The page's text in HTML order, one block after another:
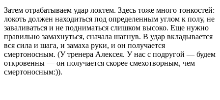
Затем отрабатываем удар локтем. Здесь тоже много тонкостей:
локоть должен находиться под определенным углом к полу, не
заваливаться и не подниматься слишком высоко. Еще нужно
правильно замахнуться, сначала шагнув. В удар вкладывается
вся сила и шага, и замаха руки, и он получается
смертоносным. (У тренера Алексея. У нас с подругой — будем
откровенны — он получается скорее смехотворным, чем
смертоносным:)).